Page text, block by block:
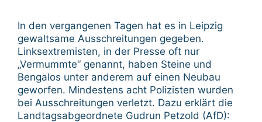
In den vergangenen Tagen hat es in Leipzig
gewaltsame Ausschreitungen gegeben.
Linksextremisten, in der Presse oft nur
„Vermummte“ genannt, haben Steine und
Bengalos unter anderem auf einen Neubau
geworfen. Mindestens acht Polizisten wurden
bei Ausschreitungen verletzt. Dazu erklärt die
Landtagsabgeordnete Gudrun Petzold (AfD):